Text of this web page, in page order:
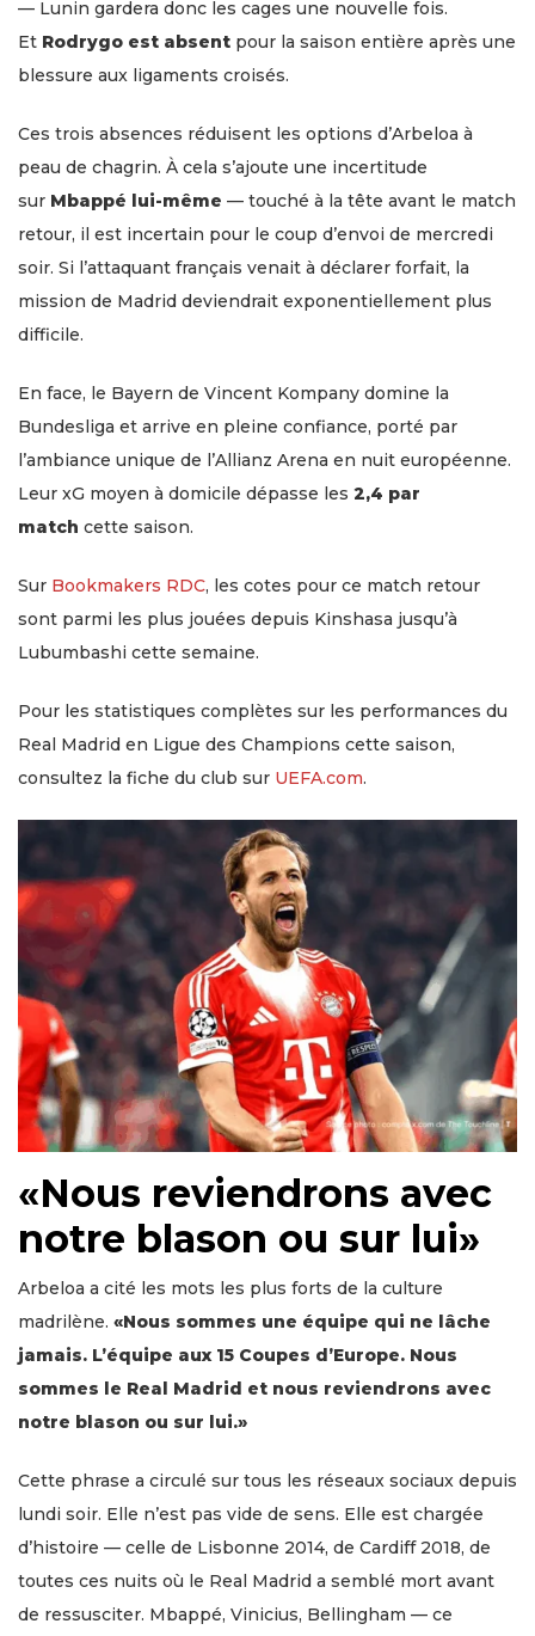
— Lunin gardera donc les cages une nouvelle fois.
Et Rodrygo est absent pour la saison entière après une
blessure aux ligaments croisés.
Ces trois absences réduisent les options d’Arbeloa à
peau de chagrin. À cela s’ajoute une incertitude
sur Mbappé lui-même — touché à la tête avant le match
retour, il est incertain pour le coup d’envoi de mercredi
soir. Si l’attaquant français venait à déclarer forfait, la
mission de Madrid deviendrait exponentiellement plus
difficile.
En face, le Bayern de Vincent Kompany domine la
Bundesliga et arrive en pleine confiance, porté par
l’ambiance unique de l’Allianz Arena en nuit européenne.
Leur xG moyen à domicile dépasse les 2,4 par
match cette saison.
Sur Bookmakers RDC, les cotes pour ce match retour
sont parmi les plus jouées depuis Kinshasa jusqu’à
Lubumbashi cette semaine.
Pour les statistiques complètes sur les performances du
Real Madrid en Ligue des Champions cette saison,
consultez la fiche du club sur UEFA.com.
«Nous reviendrons avec
notre blason ou sur lui»
Arbeloa a cité les mots les plus forts de la culture
madrilène. «Nous sommes une équipe qui ne lâche
jamais. L’équipe aux 15 Coupes d’Europe. Nous
sommes le Real Madrid et nous reviendrons avec
notre blason ou sur lui.»
Cette phrase a circulé sur tous les réseaux sociaux depuis
lundi soir. Elle n’est pas vide de sens. Elle est chargée
d’histoire — celle de Lisbonne 2014, de Cardiff 2018, de
toutes ces nuits où le Real Madrid a semblé mort avant
de ressusciter. Mbappé, Vinicius, Bellingham — ce